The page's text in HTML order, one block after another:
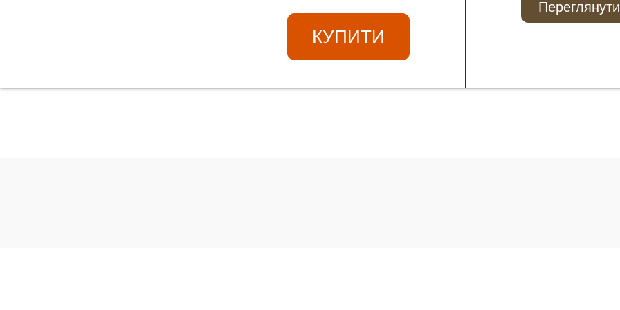
КУПИТИ